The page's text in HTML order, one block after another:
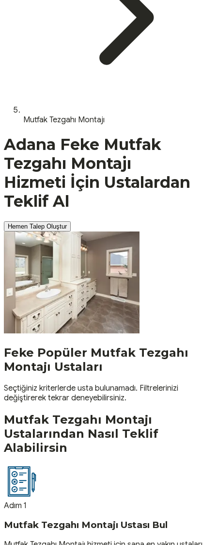
Mutfak Tezgahı Montajı
Adana Feke Mutfak
Tezgahı Montajı
Hizmeti İçin Ustalardan
Teklif Al
Hemen Talep Oluştur
Feke Popüler Mutfak Tezgahı
Montajı Ustaları
Seçtiğiniz kriterlerde usta bulunamadı. Filtrelerinizi
değiştirerek tekrar deneyebilirsiniz.
Mutfak Tezgahı Montajı
Ustalarından Nasıl Teklif
Alabilirsin
Adım 1
Mutfak Tezgahı Montajı Ustası Bul